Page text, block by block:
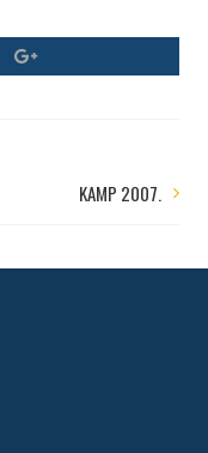
KAMP 2007.